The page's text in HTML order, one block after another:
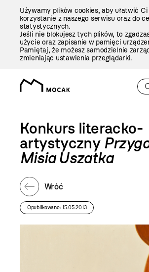
Używamy plików cookies, aby ułatwić Ci
korzystanie z naszego serwisu oraz do
statystycznych.
Jeśli nie blokujesz tych plików, to
użycie oraz zapisanie w pamięci
Pamiętaj, że możesz samodzielnie
zmieniając ustawienia przeglądarki.
Konkurs literacko-
artystyczny
Misia Uszatka
Wróć
Opublikowano: 15.05.2013